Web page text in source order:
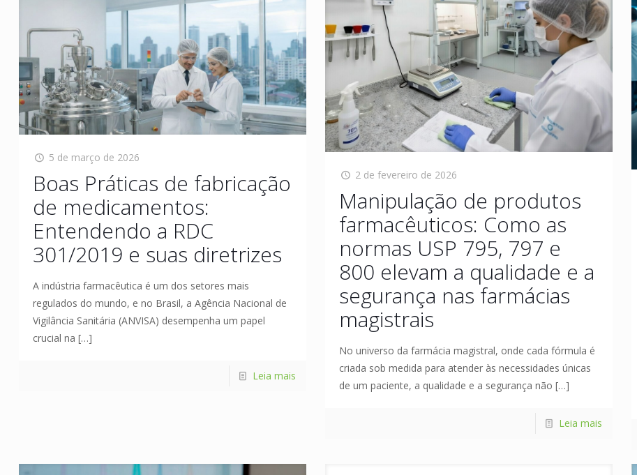
5 de março de 2026
Boas Práticas de fabricação
de medicamentos:
Entendendo a RDC
301/2019 e suas diretrizes
A indústria farmacêutica é um dos setores mais
regulados do mundo, e no Brasil, a Agência Nacional de
Vigilância Sanitária (ANVISA) desempenha um papel
crucial na […]
Leia mais
2 de fevereiro de 2026
Manipulação de produtos
farmacêuticos: Como as
normas USP 795, 797 e
800 elevam a qualidade e a
segurança nas farmácias
magistrais
No universo da farmácia magistral, onde cada fórmula é
criada sob medida para atender às necessidades únicas
de um paciente, a qualidade e a segurança não […]
Leia mais